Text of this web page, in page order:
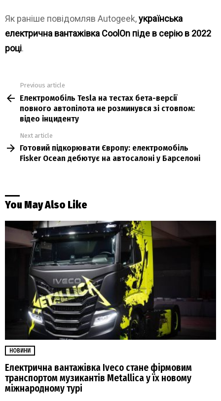
Як раніше повідомляв Autogeek,українська
електрична вантажівка CoolOn піде в серію в 2022
році.
more
Previous article
Електромобіль Tesla на тестах бета-версії
повного автопілота не розминувся зі стовпом:
відео інциденту
Next article
Готовий підкорювати Європу: електромобіль
Fisker Ocean дебютує на автосалоні у Барселоні
You May Also Like
НОВИНИ
Електрична вантажівка Iveco стане фірмовим
транспортом музикантів Metallica у їх новому
міжнародному турі